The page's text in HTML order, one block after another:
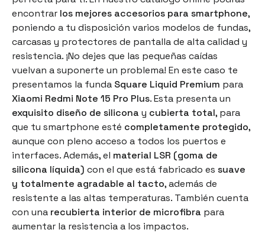
encontrar los mejores accesorios para smartphone,
poniendo a tu disposición varios modelos de fundas,
carcasas y protectores de pantalla de alta calidad y
resistencia. ¡No dejes que las pequeñas caídas
vuelvan a suponerte un problema! En este caso te
presentamos la funda Square Liquid Premium para
Xiaomi Redmi Note 15 Pro Plus. Esta presenta un
exquisito diseño de silicona y cubierta total, para
que tu smartphone esté completamente protegido,
aunque con pleno acceso a todos los puertos e
interfaces. Además, el material LSR (goma de
silicona líquida) con el que está fabricado es suave
y totalmente agradable al tacto, además de
resistente a las altas temperaturas. También cuenta
con una recubierta interior de microfibra para
aumentar la resistencia a los impactos.